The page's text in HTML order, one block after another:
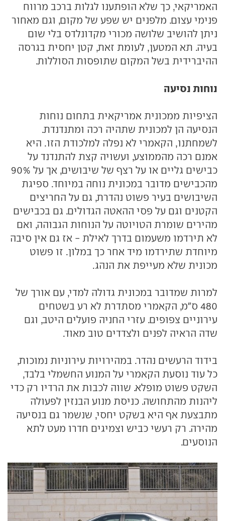
האמריקאי, כך שלא הופתענו לגלות ברכב מרווח
פנימי עצום. מלפנים יש שפע של מקום, וגם מאחור
ניתן להושיב שלושה מכורי מקדונלדס בלי שום
בעיה. תא המטען, לעומת זאת, קטן יחסית בגרסה
ההיברידית בשל המקום שתופסות הסוללות.
נוחות נסיעה
הציפיות ממכונית אמריקאית בתחום נוחות
הנסיעה הן למכונית שתהיה רכה ומתנדנדת.
לשמחתנו, הקאמרי לא נפלה למלכודת הזו. היא
אמנם רכה מהממוצע, ועשויה קצת להתנדנד על
כבישים גליים או על רצף של שיבושים, אך על 90%
מהכבישים מדובר במכונית נוחה במיוחד. ספיגת
השיבושים בעיר פשוט נהדרת, גם על החריצים
הקטנים וגם על פסי ההאטה הגדולים. גם בכבישים
מהירים שומרת הטויוטה על הנוחות הגבוהה, ואם
לא תירדמו משעמום בדרך לאילת - אז גם אין סיבה
מיוחדת שתירדמו מיד אחר כך במלון. זו פשוט
מכונית שלא מעייפת את הנהג.
למרות שמדובר במכונית גדולה למדי, עם אורך של
480 ס"מ, הקאמרי מסתדרת לא רע בשטחים
עירוניים צפופים. עזרי החניה פועלים היטב, וגם
שדה הראיה לפנים ולצדדים טוב מאוד.
בידוד הרעשים נהדר. במהירויות עירוניות נמוכות,
כל עוד נוסעת הקאמרי על המנוע החשמלי בלבד,
השקט פשוט מופלא. שווה לכבות את הרדיו רק כדי
ליהנות מהתחושה. כניסת מנוע הבנזין לפעולה
מתבצעת אף היא בשקט יחסי, שנשמר גם בנסיעה
מהירה. רק רעשי כביש וצמיגים חדרו מעט לתא
הנוסעים.